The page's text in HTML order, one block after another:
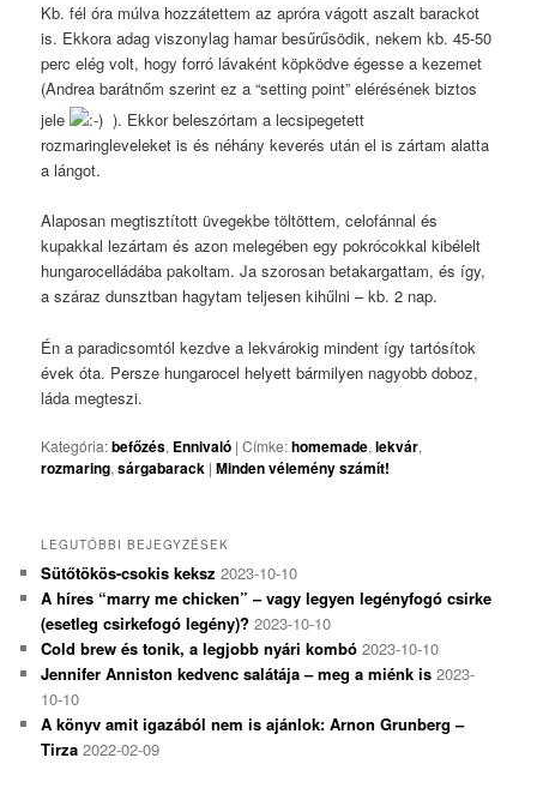
Kb. fél óra múlva hozzátettem az apróra vágott aszalt barackot
is. Ekkora adag viszonylag hamar besűrűsödik, nekem kb. 45-50
perc elég volt, hogy forró lávaként köpködve égesse a kezemet
(Andrea barátnőm szerint ez a “setting point” elérésének biztos
jele
). Ekkor beleszórtam a lecsipegetett
rozmaringleveleket is és néhány keverés után el is zártam alatta
a lángot.
Alaposan megtisztított üvegekbe töltöttem, celofánnal és
kupakkal lezártam és azon melegében egy pokrócokkal kibélelt
hungarocelládába pakoltam. Ja szorosan betakargattam, és így,
a száraz dunsztban hagytam teljesen kihűlni – kb. 2 nap.
Én a paradicsomtól kezdve a lekvárokig mindent így tartósítok
évek óta. Persze hungarocel helyett bármilyen nagyobb doboz,
láda megteszi.
Kategória:befőzés, Ennivaló |Címke:homemade,lekvár,
rozmaring,sárgabarack |Minden vélemény számít!
LEGUTÓBBI BEJEGYZÉSEK
Sütőtökös-csokis keksz 2023-10-10
A híres “marry me chicken” – vagy legyen legényfogó csirke
(esetleg csirkefogó legény)? 2023-10-10
Cold brew és tonik, a legjobb nyári kombó 2023-10-10
Jennifer Anniston kedvenc salátája – meg a miénk is 2023-
10-10
A könyv amit igazából nem is ajánlok: Arnon Grunberg –
Tirza 2022-02-09